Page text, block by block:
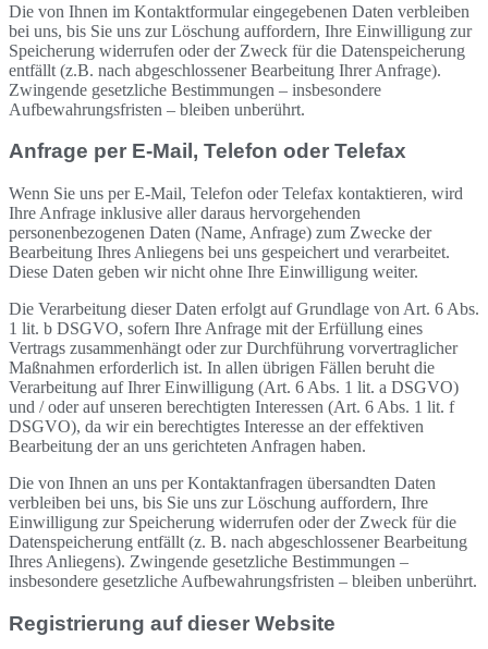
Die von Ihnen im Kontaktformular eingegebenen Daten verbleiben
bei uns, bis Sie uns zur Löschung auffordern, Ihre Einwilligung zur
Speicherung widerrufen oder der Zweck für die Datenspeicherung
entfällt (z.B. nach abgeschlossener Bearbeitung Ihrer Anfrage).
Zwingende gesetzliche Bestimmungen – insbesondere
Aufbewahrungsfristen – bleiben unberührt.
Anfrage per E-Mail, Telefon oder Telefax
Wenn Sie uns per E-Mail, Telefon oder Telefax kontaktieren, wird
Ihre Anfrage inklusive aller daraus hervorgehenden
personenbezogenen Daten (Name, Anfrage) zum Zwecke der
Bearbeitung Ihres Anliegens bei uns gespeichert und verarbeitet.
Diese Daten geben wir nicht ohne Ihre Einwilligung weiter.
Die Verarbeitung dieser Daten erfolgt auf Grundlage von Art. 6 Abs.
1 lit. b DSGVO, sofern Ihre Anfrage mit der Erfüllung eines
Vertrags zusammenhängt oder zur Durchführung vorvertraglicher
Maßnahmen erforderlich ist. In allen übrigen Fällen beruht die
Verarbeitung auf Ihrer Einwilligung (Art. 6 Abs. 1 lit. a DSGVO)
und / oder auf unseren berechtigten Interessen (Art. 6 Abs. 1 lit. f
DSGVO), da wir ein berechtigtes Interesse an der effektiven
Bearbeitung der an uns gerichteten Anfragen haben.
Die von Ihnen an uns per Kontaktanfragen übersandten Daten
verbleiben bei uns, bis Sie uns zur Löschung auffordern, Ihre
Einwilligung zur Speicherung widerrufen oder der Zweck für die
Datenspeicherung entfällt (z. B. nach abgeschlossener Bearbeitung
Ihres Anliegens). Zwingende gesetzliche Bestimmungen –
insbesondere gesetzliche Aufbewahrungsfristen – bleiben unberührt.
Registrierung auf dieser Website